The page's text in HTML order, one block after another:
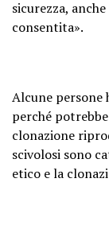
sicurezza,
consentita».
Alcune persone
perché
clonazione
scivolosi sono
etico e la